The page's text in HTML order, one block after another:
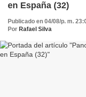
en España (32)
Publicado en 04/08/p. m.
Por Rafael Silva